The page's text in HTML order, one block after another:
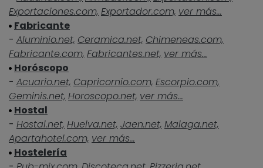
Exportaciones.com, Exportador.com, ver más...
Fabricante
- Aluminio.net, Ceramica.net, Chimeneas.com,
Fabricante.com, Fabricantes.net, ver más...
Horóscopo
- Acuario.net, Capricornio.com, Escorpio.com,
Geminis.net, Horoscopo.net, ver más...
Hostal
- Hostal.net, Huelva.net, Jaen.net, Malaga.net,
Apartahotel.com, ver más...
Hostelería